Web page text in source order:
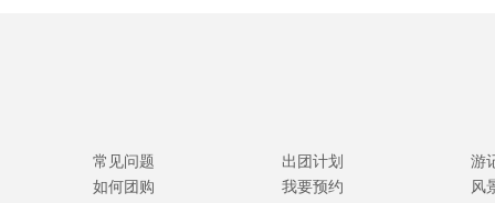
常见问题
如何团购
出团计划
我要预约
游
风